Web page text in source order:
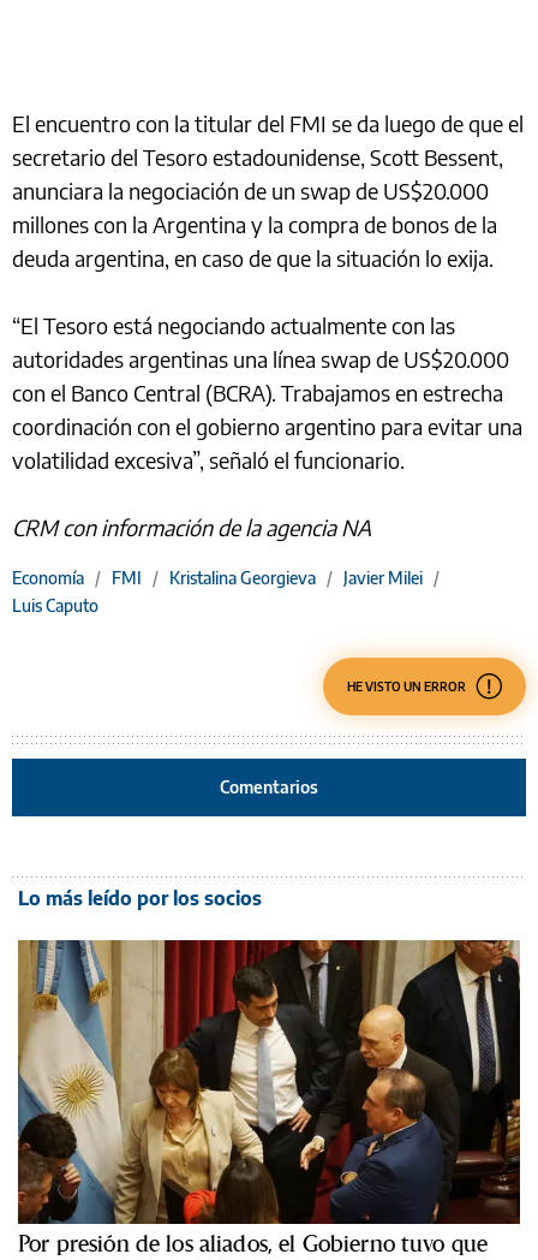
El encuentro con la titular del FMI se da luego de que el
secretario del Tesoro estadounidense, Scott Bessent,
anunciara la negociación de un swap de US$20.000
millones con la Argentina y la compra de bonos de la
deuda argentina, en caso de que la situación lo exija.
“El Tesoro está negociando actualmente con las
autoridades argentinas una línea swap de US$20.000
con el Banco Central (BCRA). Trabajamos en estrecha
coordinación con el gobierno argentino para evitar una
volatilidad excesiva”, señaló el funcionario.
CRM con información de la agencia NA
Economía / FMI / Kristalina Georgieva / Javier Milei /
Luis Caputo
HE VISTO UN ERROR
Comentarios
Lo más leído por los socios
Por presión de los aliados, el Gobierno tuvo que